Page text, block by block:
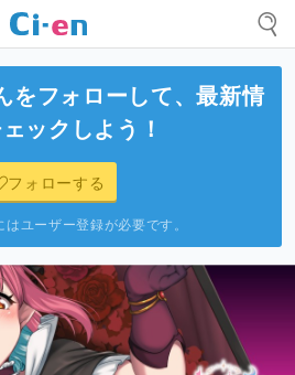
をフォローして、最新情
ックしよう！
フォローする
はユーザー登録が必要です。